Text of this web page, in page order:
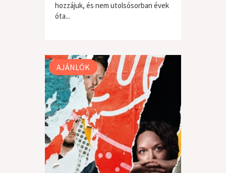
hozzájuk, és nem utolsósorban évek
óta...
világzene / folk
AJÁNLÓK